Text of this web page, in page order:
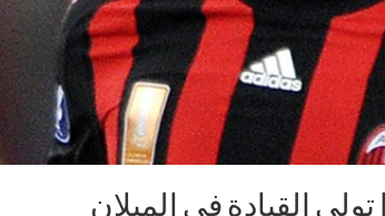
القيادة في الميلان